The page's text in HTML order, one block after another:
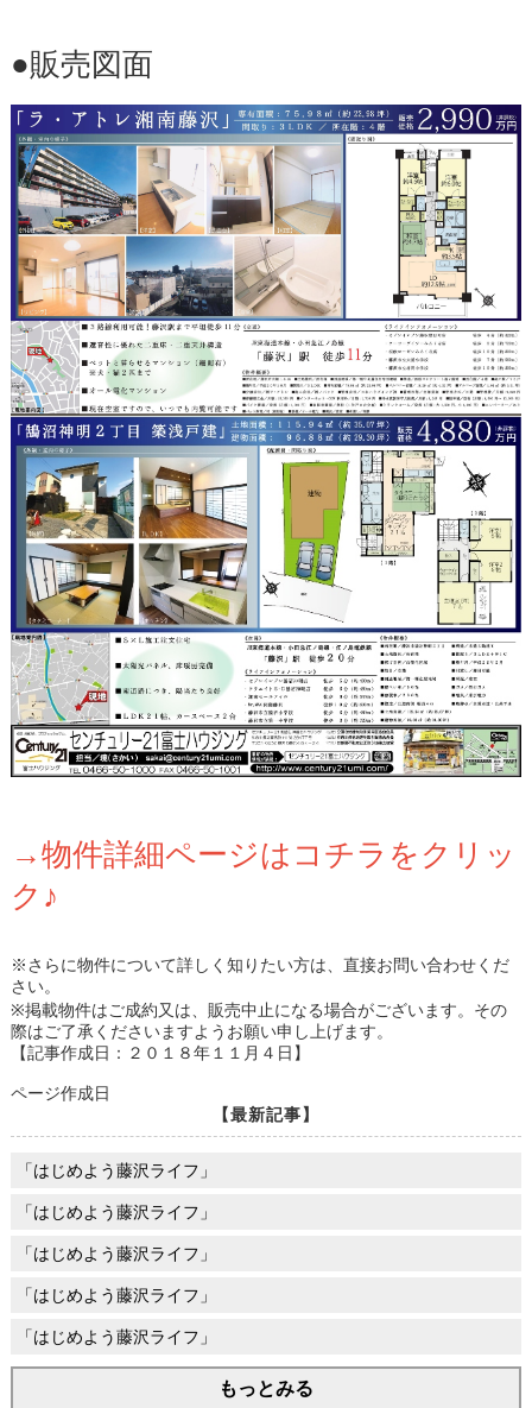
●販売図面
→物件詳細ページはコチラをクリッ
ク♪
※さらに物件について詳しく知りたい方は、直接お問い合わせくだ
さい。
※掲載物件はご成約又は、販売中止になる場合がございます。その
際はご了承くださいますようお願い申し上げます。
【記事作成日：２０１８年１１月４日】
ページ作成日
【最新記事】
「はじめよう藤沢ライフ」
「はじめよう藤沢ライフ」
「はじめよう藤沢ライフ」
「はじめよう藤沢ライフ」
「はじめよう藤沢ライフ」
もっとみる